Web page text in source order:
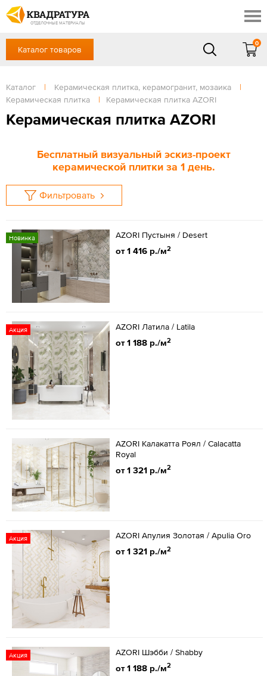
ОТДЕЛОЧНЫЕ МАТЕРИАЛЫ
Профи
Контакты
Доставка и оплата
Выставочный зал
Готовые решения
+7 (383) 209-98-97
Сб, Вс — выходной
ЗАКАЗАТЬ ЗВОНОК
Каталог товаров
0
Каталог | Керамическая плитка, керамогранит, мозаика
|
Керамическая плитка
| Керамическая плитка AZORI
Керамическая плитка AZORI
Бесплатный визуальный эскиз-проект
керамической плитки за 1 день.
Фильтровать
Новинка AZORI Пустыня / Desert
от 1 416 р./м2
Акция AZORI Латила / Latila
от 1 188 р./м2
AZORI Калакатта Роял / Calacatta
Royal
от 1 321 р./м2
Акция AZORI Апулия Золотая / Apulia Oro
от 1 321 р./м2
Акция AZORI Шэбби / Shabby
от 1 188 р./м2